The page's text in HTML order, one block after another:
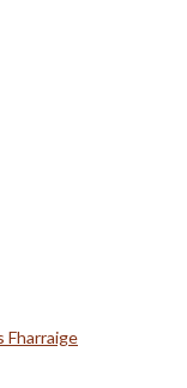
Fharraige